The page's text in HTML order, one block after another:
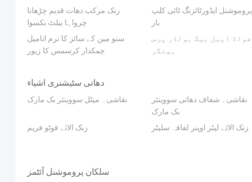
زنک مرکب دھات قدیم چڑھانا
چرواہا بیلٹ بکسوا
پروموشنل ایڈورٹائزنگ ٹائی کلپ
بار
سنو مین کے سائز کا نرم انامیل
چمکدار کرسمس کا زیور
فولڈ ایبل بیگ ہولڈر پرس
ہینگر
دھاتی سٹیشنری اشیاء
نقاشی۔ میٹل سووینئر بک مارک
نقاشی۔ شفاف دھاتی سووینئر
بک مارک
زنک الائے فوٹو فریم زنک الائے لیٹر اوپنر لفافہ سلیٹر
سلکان پروموشنل آئٹمز